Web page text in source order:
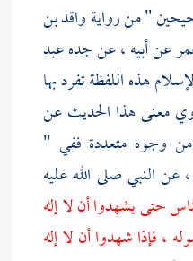
" من روايةواقد بن
عن أبيه ، عن جدهعبد
هذه اللفظة تفرد بها
معنى هذا الحديث عن
من وجوه متعددة ففي "
، عن النبي صلى الله عليه
حتى يشهدوا أن لا إله
، فإذا شهدوا أن لا إله